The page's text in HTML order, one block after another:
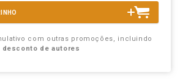
com outras promoções, incluindo
desconto de autores